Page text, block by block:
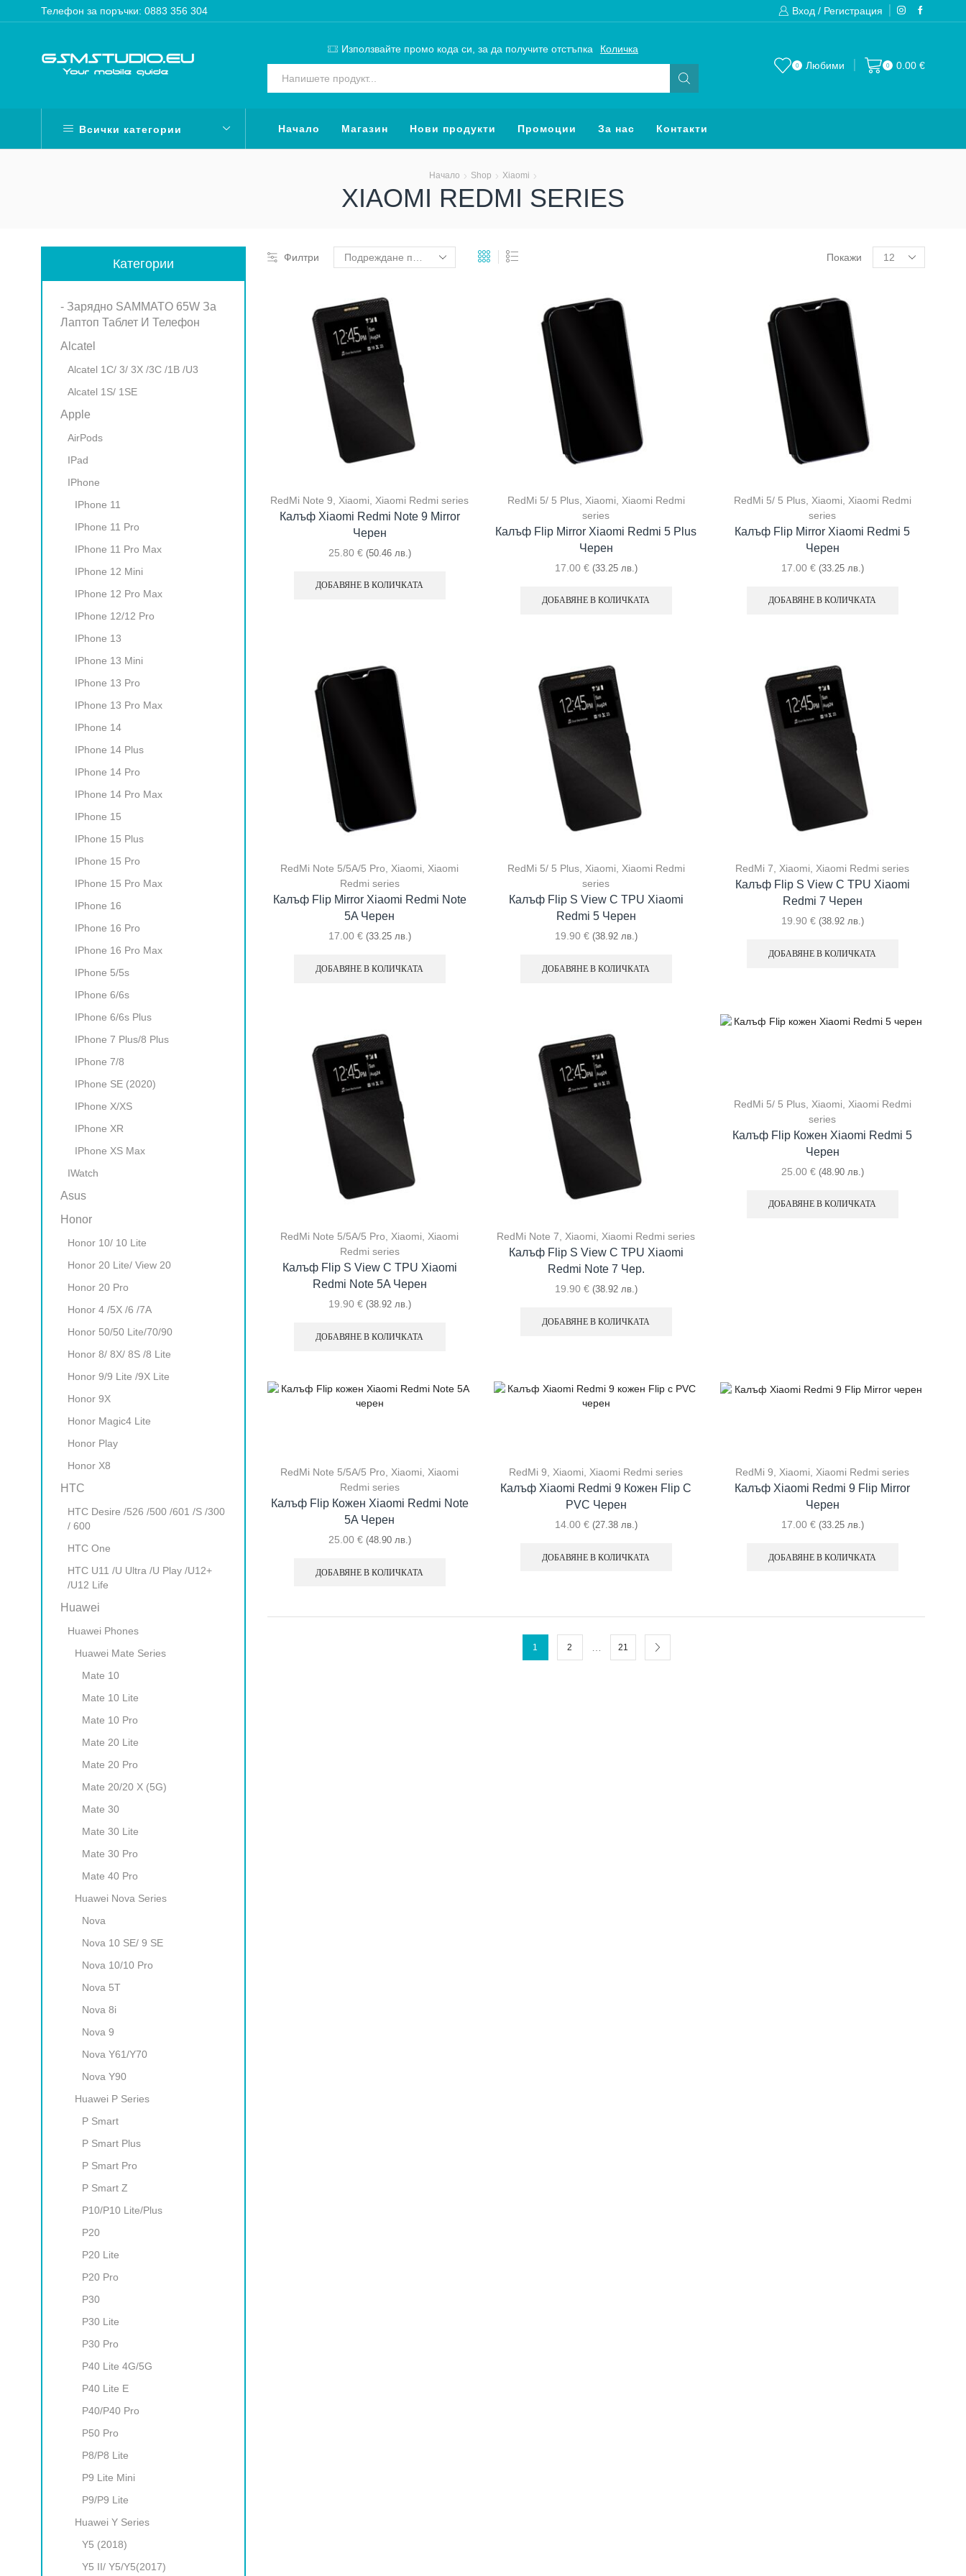
Телефон за поръчки: 0883 356 304 Вход / Регистрация
Използвайте промо кода си, за да получите отстъпка Количка
0 Любими 0 0.00 €
Всички категории Начало Магазин Нови продукти Промоции За нас Контакти
Начало Shop Xiaomi
XIAOMI REDMI SERIES
Филтри Покажи
Products
per
RedMi Note 9 Xiaomi Xiaomi Redmi series
Калъф Xiaomi Redmi Note 9 Mirror
Черен
25.80 €(50.46 лв.)
ДОБАВЯНЕ В КОЛИЧКАТА
RedMi 5/ 5 Plus, Xiaomi
Xiaomi Redmi
series
Калъф Flip Mirror Xiaomi Redmi 5 Plus
Черен
17.00 €(33.25 лв.)
ДОБАВЯНЕ В КОЛИЧКАТА
RedMi 5/ 5 Plus, Xiaomi
Xiaomi Redmi
series
Калъф Flip Mirror Xiaomi Redmi 5
Черен
17.00 €(33.25 лв.)
ДОБАВЯНЕ В КОЛИЧКАТА
RedMi Note 5/5A/5 Pro Xiaomi
Xiaomi
Redmi series
Калъф Flip Mirror Xiaomi Redmi Note
5A Черен
17.00 €(33.25 лв.)
ДОБАВЯНЕ В КОЛИЧКАТА
RedMi 5/ 5 Plus, Xiaomi
Xiaomi Redmi
series
Калъф Flip S View С TPU Xiaomi
Redmi 5 Черен
19.90 €(38.92 лв.)
ДОБАВЯНЕ В КОЛИЧКАТА
RedMi 7 Xiaomi Xiaomi Redmi series
Калъф Flip S View С TPU Xiaomi
Redmi 7 Черен
19.90 €(38.92 лв.)
ДОБАВЯНЕ В КОЛИЧКАТА
RedMi Note 5/5A/5 Pro,Xiaomi,Xiaomi
Redmi series
Калъф Flip S View С TPU Xiaomi
Redmi Note 5A Черен
19.90 €(38.92 лв.)
ДОБАВЯНЕ В КОЛИЧКАТА
RedMi Note 7,Xiaomi,Xiaomi Redmi series
Калъф Flip S View С TPU Xiaomi
Redmi Note 7 Чер.
19.90 €(38.92 лв.)
ДОБАВЯНЕ В КОЛИЧКАТА
RedMi 5/ 5 Plus, Xiaomi
Xiaomi Redmi
series
Калъф Flip Кожен Xiaomi Redmi 5
Черен
25.00 €(48.90 лв.)
ДОБАВЯНЕ В КОЛИЧКАТА
RedMi Note 5/5A/5 Pro Xiaomi
Xiaomi
Redmi series
Калъф Flip Кожен Xiaomi Redmi Note
5A Черен
25.00 €(48.90 лв.)
ДОБАВЯНЕ В КОЛИЧКАТА
RedMi 9 Xiaomi Xiaomi Redmi series
Калъф Xiaomi Redmi 9 Кожен Flip С
PVC Черен
14.00 €(27.38 лв.)
ДОБАВЯНЕ В КОЛИЧКАТА
RedMi 9 Xiaomi Xiaomi Redmi series
Калъф Xiaomi Redmi 9 Flip Mirror
Черен
17.00 €(33.25 лв.)
ДОБАВЯНЕ В КОЛИЧКАТА
1 2 … 21
Категории
- Зарядно SAMMATO 65W За
Лаптоп Таблет И Телефон
Alcatel
Alcatel 1C/ 3/ 3X /3C /1B /U3
Alcatel 1S/ 1SE
Apple
AirPods
IPad
IPhone
IPhone 11
IPhone 11 Pro
IPhone 11 Pro Max
IPhone 12 Mini
IPhone 12 Pro Max
IPhone 12/12 Pro
IPhone 13
IPhone 13 Mini
IPhone 13 Pro
IPhone 13 Pro Max
IPhone 14
IPhone 14 Plus
IPhone 14 Pro
IPhone 14 Pro Max
IPhone 15
IPhone 15 Plus
IPhone 15 Pro
IPhone 15 Pro Max
IPhone 16
IPhone 16 Pro
IPhone 16 Pro Max
IPhone 5/5s
IPhone 6/6s
IPhone 6/6s Plus
IPhone 7 Plus/8 Plus
IPhone 7/8
IPhone SE (2020)
IPhone X/XS
IPhone XR
IPhone XS Max
IWatch
Asus
Honor
Honor 10/ 10 Lite
Honor 20 Lite/ View 20
Honor 20 Pro
Honor 4 /5X /6 /7A
Honor 50/50 Lite/70/90
Honor 8/ 8X/ 8S /8 Lite
Honor 9/9 Lite /9X Lite
Honor 9X
Honor Magic4 Lite
Honor Play
Honor X8
HTC
HTC Desire /526 /500 /601 /S /300
/ 600
HTC One
HTC U11 /U Ultra /U Play /U12+
/U12 Life
Huawei
Huawei Phones
Huawei Mate Series
Mate 10
Mate 10 Lite
Mate 10 Pro
Mate 20 Lite
Mate 20 Pro
Mate 20/20 X (5G)
Mate 30
Mate 30 Lite
Mate 30 Pro
Mate 40 Pro
Huawei Nova Series
Nova
Nova 10 SE/ 9 SE
Nova 10/10 Pro
Nova 5T
Nova 8i
Nova 9
Nova Y61/Y70
Nova Y90
Huawei P Series
P Smart
P Smart Plus
P Smart Pro
P Smart Z
P10/P10 Lite/Plus
P20
P20 Lite
P20 Pro
P30
P30 Lite
P30 Pro
P40 Lite 4G/5G
P40 Lite E
P40/P40 Pro
P50 Pro
P8/P8 Lite
P9 Litе Mini
P9/P9 Lite
Huawei Y Series
Y5 (2018)
Y5 II/ Y5/Y5(2017)